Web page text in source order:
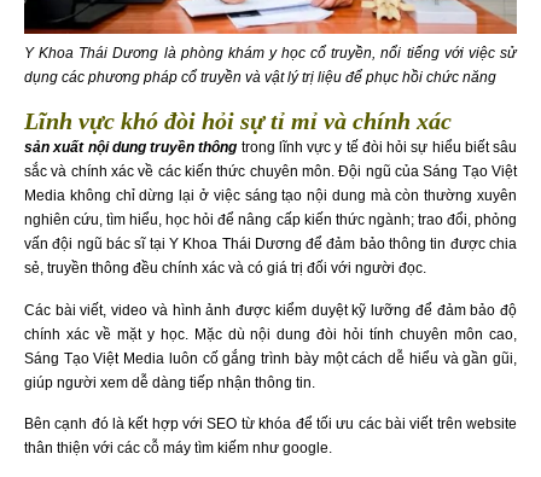
Y Khoa Thái Dương là phòng khám y học cổ truyền, nổi tiếng với việc sử
dụng các phương pháp cổ truyền và vật lý trị liệu để phục hồi chức năng
Lĩnh vực khó đòi hỏi sự tỉ mỉ và chính xác
sản xuất nội dung truyền thông trong lĩnh vực y tế đòi hỏi sự hiểu biết sâu
sắc và chính xác về các kiến thức chuyên môn. Đội ngũ của Sáng Tạo Việt
Media không chỉ dừng lại ở việc sáng tạo nội dung mà còn thường xuyên
nghiên cứu, tìm hiểu, học hỏi để nâng cấp kiến thức ngành; trao đổi, phỏng
vấn đội ngũ bác sĩ tại Y Khoa Thái Dương để đảm bảo thông tin được chia
sẻ, truyền thông đều chính xác và có giá trị đối với người đọc.
Các bài viết, video và hình ảnh được kiểm duyệt kỹ lưỡng để đảm bảo độ
chính xác về mặt y học. Mặc dù nội dung đòi hỏi tính chuyên môn cao,
Sáng Tạo Việt Media luôn cố gắng trình bày một cách dễ hiểu và gần gũi,
giúp người xem dễ dàng tiếp nhận thông tin.
Bên cạnh đó là kết hợp với SEO từ khóa để tối ưu các bài viết trên website
thân thiện với các cỗ máy tìm kiếm như google.